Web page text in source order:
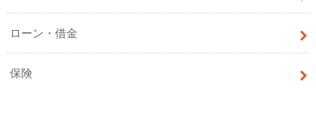
ローン・借金
保険